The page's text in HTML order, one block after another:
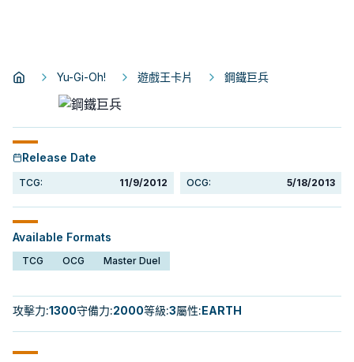
Yu-Gi-Oh! 遊戲王卡片 鋼鐵巨兵
Release Date
TCG: 11/9/2012 OCG: 5/18/2013
Available Formats
TCG OCG Master Duel
攻擊力:1300守備力:2000等級:3屬性:EARTH